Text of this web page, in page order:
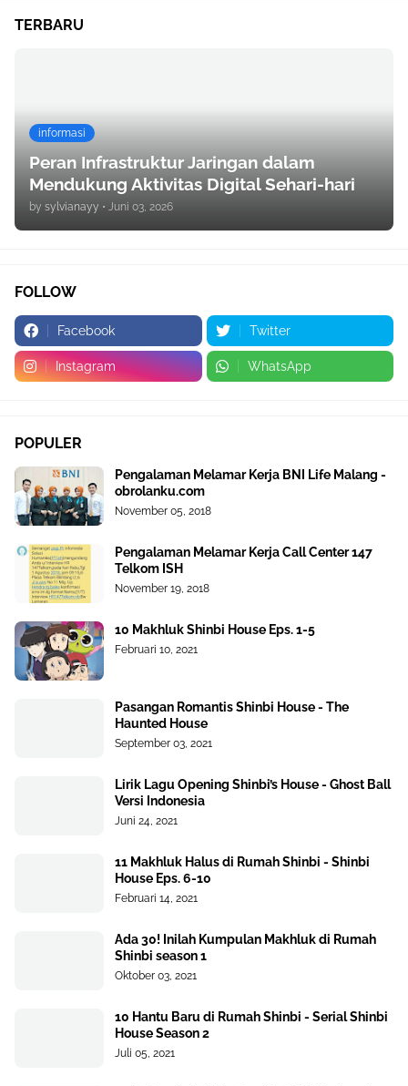
TERBARU
informasi
Peran Infrastruktur Jaringan dalam
Mendukung Aktivitas Digital Sehari-hari
by sylvianayy • Juni 03, 2026
FOLLOW
Facebook Twitter
Instagram WhatsApp
POPULER
Pengalaman Melamar Kerja BNI Life Malang -
obrolanku.com
November 05, 2018
Pengalaman Melamar Kerja Call Center 147
Telkom ISH
November 19, 2018
10 Makhluk Shinbi House Eps. 1-5
Februari 10, 2021
Pasangan Romantis Shinbi House - The
Haunted House
September 03, 2021
Lirik Lagu Opening Shinbi’s House - Ghost Ball
Versi Indonesia
Juni 24, 2021
11 Makhluk Halus di Rumah Shinbi - Shinbi
House Eps. 6-10
Februari 14, 2021
Ada 30! Inilah Kumpulan Makhluk di Rumah
Shinbi season 1
Oktober 03, 2021
10 Hantu Baru di Rumah Shinbi - Serial Shinbi
House Season 2
Juli 05, 2021